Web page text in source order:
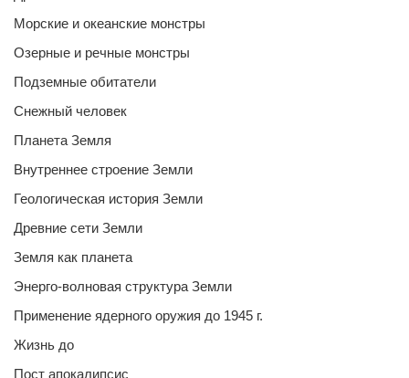
Морские и океанские монстры
Озерные и речные монстры
Подземные обитатели
Снежный человек
Планета Земля
Внутреннее строение Земли
Геологическая история Земли
Древние сети Земли
Земля как планета
Энерго-волновая структура Земли
Применение ядерного оружия до 1945 г.
Жизнь до
Пост апокалипсис